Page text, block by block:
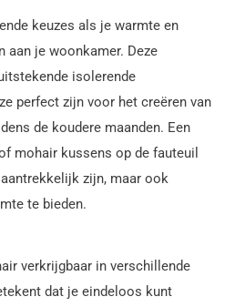
keuzes als je warmte en
aan je woonkamer. Deze
isolerende
perfect zijn voor het creëren van
de koudere maanden. Een
mohair kussens op de fauteuil
zijn, maar ook
te bieden.
verkrijgbaar in verschillende
dat je eindeloos kunt